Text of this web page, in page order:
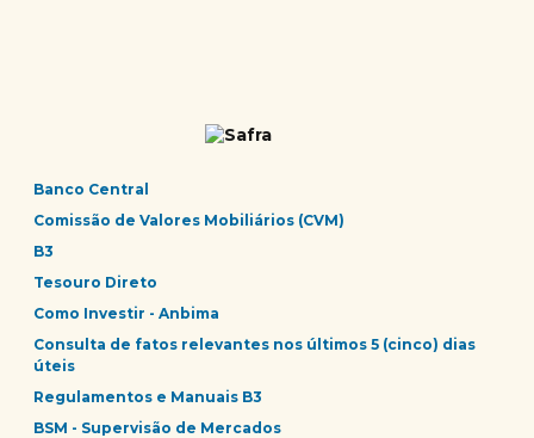
Banco Central
Comissão de Valores Mobiliários (CVM)
B3
Tesouro Direto
Como Investir - Anbima
Consulta de fatos relevantes nos últimos 5 (cinco) dias
úteis
Regulamentos e Manuais B3
BSM - Supervisão de Mercados